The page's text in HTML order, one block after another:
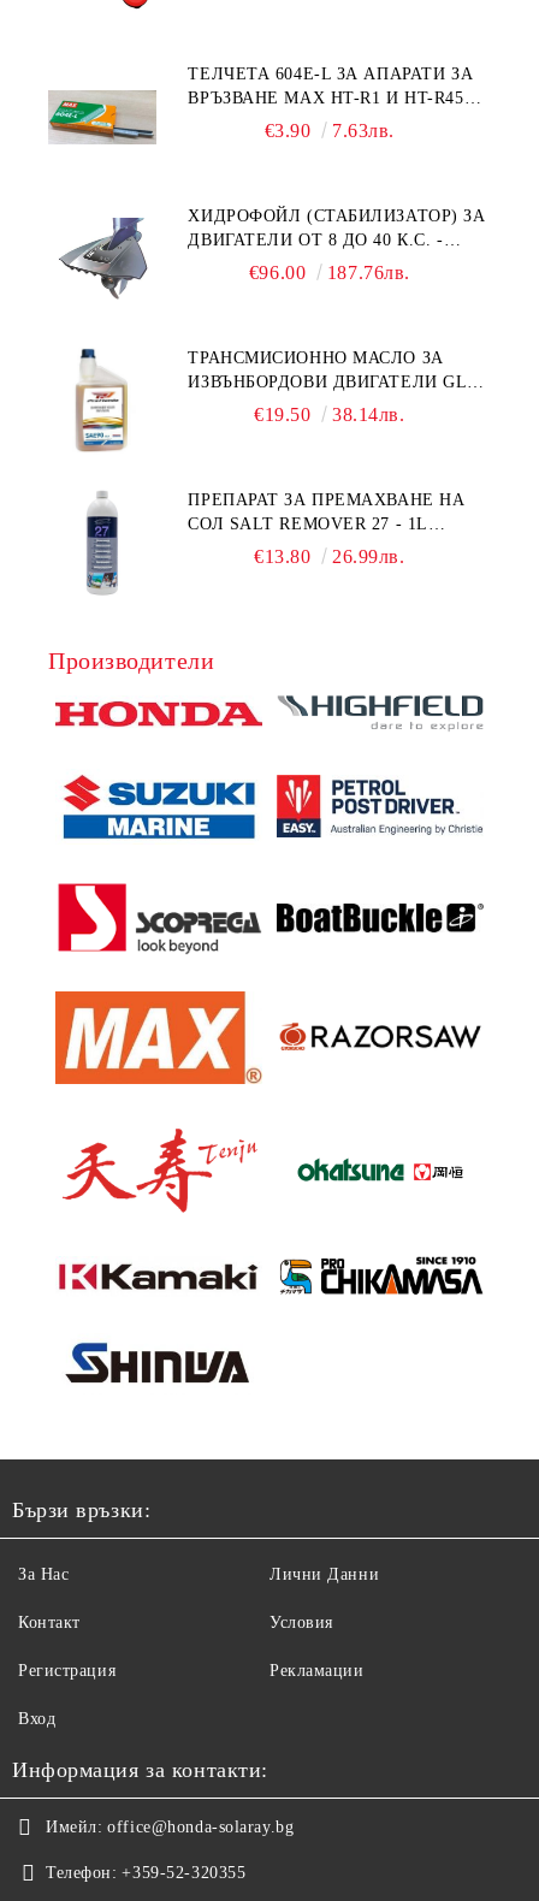
ТЕЛЧЕТА 604E-L ЗА АПАРАТИ ЗА
ВРЪЗВАНЕ MAX HT-R1 И HT-R45C
€3.90 7.63лв.
ХИДРОФОЙЛ (СТАБИЛИЗАТОР) ЗА
ДВИГАТЕЛИ ОТ 8 ДО 40 К.С. -
УНИВЕРСАЛЕН SE SPORT 200
€96.00 187.76лв.
ТРАНСМИСИОННО МАСЛО ЗА
ИЗВЪНБОРДОВИ ДВИГАТЕЛИ GL4
HONDA MARINE 08251-999-102PRO
€19.50 38.14лв.
ПРЕПАРАТ ЗА ПРЕМАХВАНЕ НА
СОЛ SALT REMOVER 27 - 1L
NAUTIC CLEAN
€13.80 26.99лв.
Производители
Бързи връзки:
За Нас
Контакт
Регистрация
Вход
Лични Данни
Условия
Рекламации
Информация за контакти:
Имейл: office@honda-solaray.bg
Телефон: +359-52-320355